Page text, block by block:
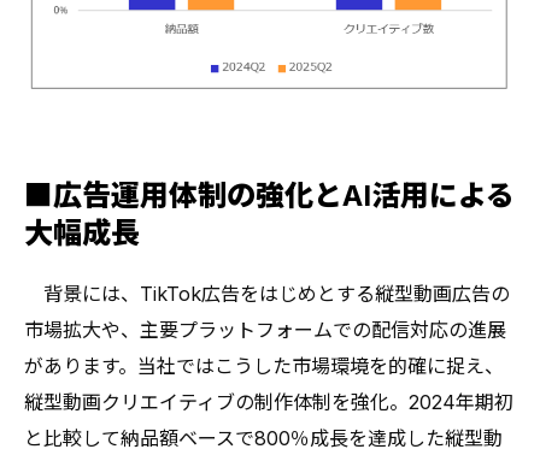
■広告運用体制の強化とAI活用による
大幅成長
背景には、TikTok広告をはじめとする縦型動画広告の
市場拡大や、主要プラットフォームでの配信対応の進展
があります。当社ではこうした市場環境を的確に捉え、
縦型動画クリエイティブの制作体制を強化。2024年期初
と比較して納品額ベースで800％成長を達成した縦型動